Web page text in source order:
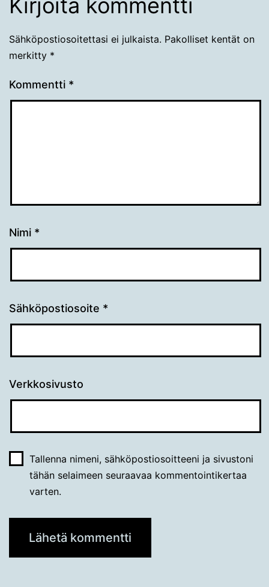
Kirjoita kommentti
Sähköpostiosoitettasi ei julkaista. Pakolliset kentät on
merkitty *
Kommentti *
Nimi *
Sähköpostiosoite *
Verkkosivusto
Tallenna nimeni, sähköpostiosoitteeni ja sivustoni
tähän selaimeen seuraavaa kommentointikertaa
varten.